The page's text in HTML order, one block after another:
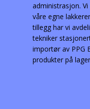
administrasjon.
våre egne
tillegg har vi
tekniker
importør av PPG
produkter på